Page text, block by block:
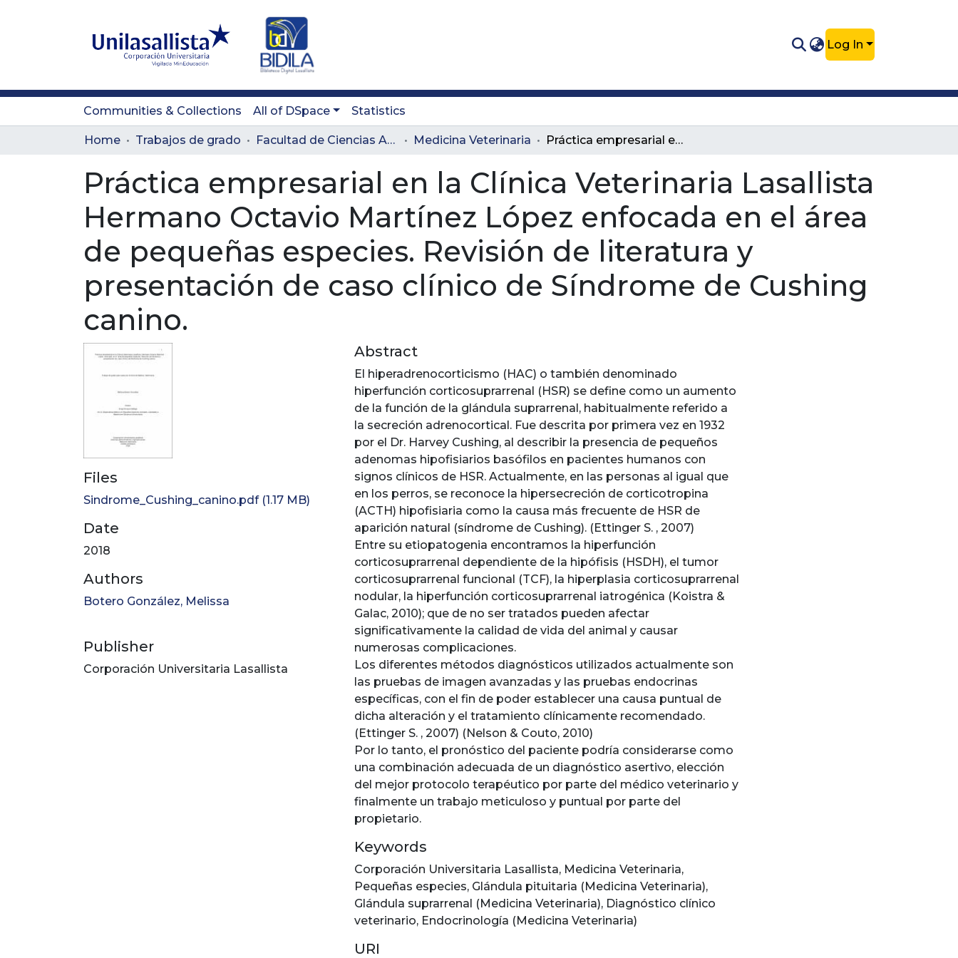
Log In
Communities & Collections All of DSpace Statistics
Home Trabajos de grado Facultad de Ciencias Administrativas y Agropecuarias Medicina Veterinaria Práctica empresarial en la Clínica Veterinaria Lasallista Hermano Octavio Martínez López enfocada en el área de pequeñas especies. Revisión de literatura y presentación de caso clínico de Síndrome de Cushing canino.
Práctica empresarial en la Clínica Veterinaria Lasallista
Hermano Octavio Martínez López enfocada en el área
de pequeñas especies. Revisión de literatura y
presentación de caso clínico de Síndrome de Cushing
canino.
Files
Sindrome_Cushing_canino.pdf(1.17 MB)
Date
2018
Authors
Botero González, Melissa
Publisher
Corporación Universitaria Lasallista
Abstract
El hiperadrenocorticismo (HAC) o también denominado
hiperfunción corticosuprarrenal (HSR) se define como un aumento
de la función de la glándula suprarrenal, habitualmente referido a
la secreción adrenocortical. Fue descrita por primera vez en 1932
por el Dr. Harvey Cushing, al describir la presencia de pequeños
adenomas hipofisiarios basófilos en pacientes humanos con
signos clínicos de HSR. Actualmente, en las personas al igual que
en los perros, se reconoce la hipersecreción de corticotropina
(ACTH) hipofisiaria como la causa más frecuente de HSR de
aparición natural (síndrome de Cushing). (Ettinger S. , 2007)
Entre su etiopatogenia encontramos la hiperfunción
corticosuprarrenal dependiente de la hipófisis (HSDH), el tumor
corticosuprarrenal funcional (TCF), la hiperplasia corticosuprarrenal
nodular, la hiperfunción corticosuprarrenal iatrogénica (Koistra &
Galac, 2010); que de no ser tratados pueden afectar
significativamente la calidad de vida del animal y causar
numerosas complicaciones.
Los diferentes métodos diagnósticos utilizados actualmente son
las pruebas de imagen avanzadas y las pruebas endocrinas
específicas, con el fin de poder establecer una causa puntual de
dicha alteración y el tratamiento clínicamente recomendado.
(Ettinger S. , 2007) (Nelson & Couto, 2010)
Por lo tanto, el pronóstico del paciente podría considerarse como
una combinación adecuada de un diagnóstico asertivo, elección
del mejor protocolo terapéutico por parte del médico veterinario y
finalmente un trabajo meticuloso y puntual por parte del
propietario.
Keywords
Corporación Universitaria Lasallista, Medicina Veterinaria,
Pequeñas especies, Glándula pituitaria (Medicina Veterinaria),
Glándula suprarrenal (Medicina Veterinaria), Diagnóstico clínico
veterinario, Endocrinología (Medicina Veterinaria)
URI